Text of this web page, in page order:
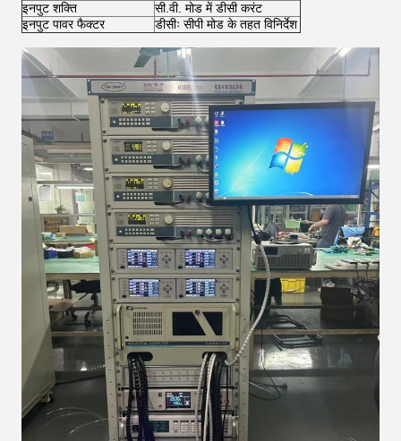
इनपुट शक्ति
सी.वी. मोड में डीसी करंट
इनपुट पावर फैक्टर
डीसीः सीपी मोड के तहत विनिर्देश